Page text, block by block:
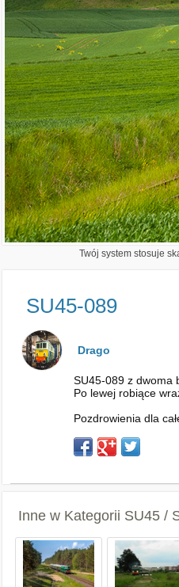
Twój system stosuje
SU45-089
Drago
SU45-089 z dwoma
Po lewej robiące
Pozdrowienia dla
Inne w Kategorii SU45 /